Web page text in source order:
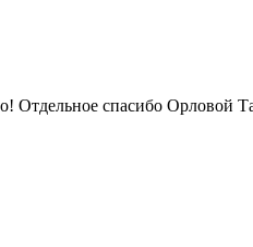
спасибо Орловой